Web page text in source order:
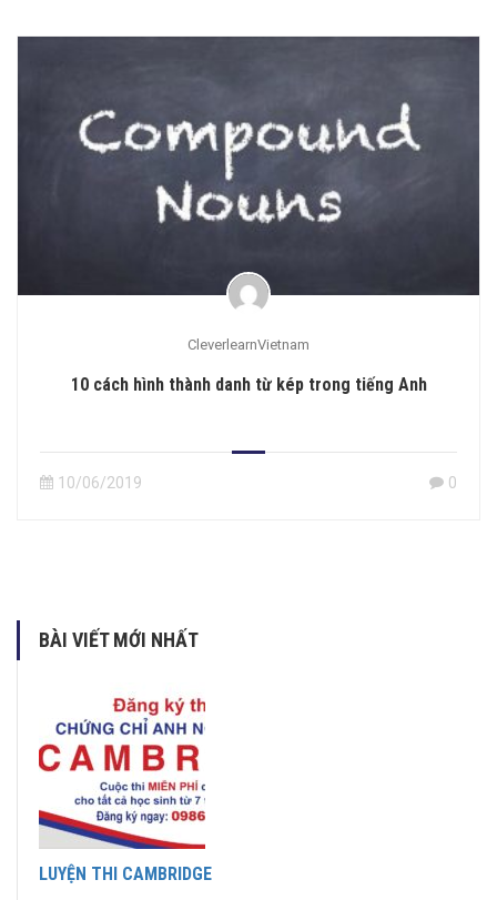
CleverlearnVietnam
10 cách hình thành danh từ kép trong tiếng Anh
10/06/2019 0
BÀI VIẾT MỚI NHẤT
LUYỆN THI CAMBRIDGE